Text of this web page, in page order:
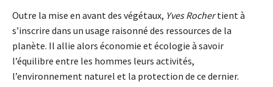
Outre la mise en avant des végétaux, Yves Rochertient à
s’inscrire dans un usage raisonné des ressources de la
planète. Il allie alors économie et écologie à savoir
l’équilibre entre les hommes leurs activités,
l’environnement naturel et la protection de ce dernier.